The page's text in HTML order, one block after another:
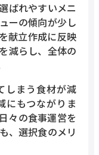
ばれやすいメニ
ーの傾向が少し
献立作成に反映
減らし、全体の
しまう食材が減
にもつながりま
々の食事運営を
、選択食のメリ